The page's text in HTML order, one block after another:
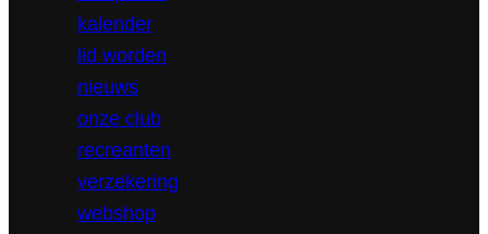
kalender
lid worden
nieuws
onze club
recreanten
verzekering
webshop